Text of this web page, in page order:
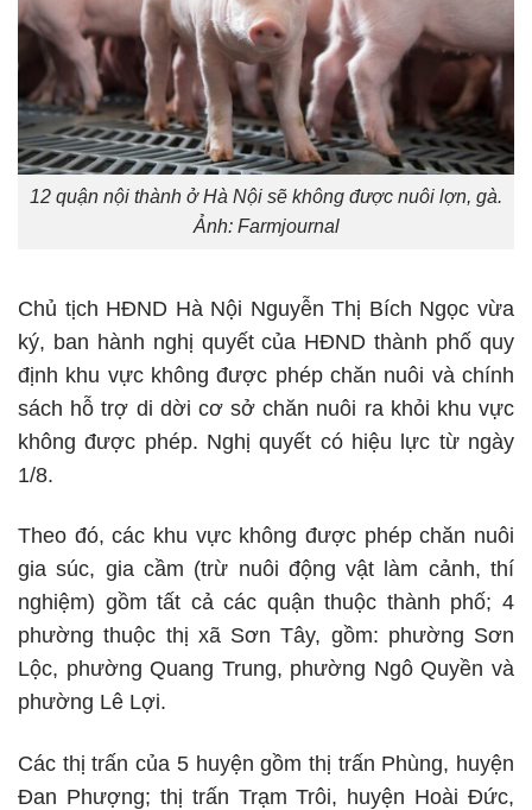
12 quận nội thành ở Hà Nội sẽ không được nuôi lợn, gà.
Ảnh: Farmjournal
Chủ tịch HĐND Hà Nội Nguyễn Thị Bích Ngọc vừa
ký, ban hành nghị quyết của HĐND thành phố quy
định khu vực không được phép chăn nuôi và chính
sách hỗ trợ di dời cơ sở chăn nuôi ra khỏi khu vực
không được phép. Nghị quyết có hiệu lực từ ngày
1/8.
Theo đó, các khu vực không được phép chăn nuôi
gia súc, gia cầm (trừ nuôi động vật làm cảnh, thí
nghiệm) gồm tất cả các quận thuộc thành phố; 4
phường thuộc thị xã Sơn Tây, gồm: phường Sơn
Lộc, phường Quang Trung, phường Ngô Quyền và
phường Lê Lợi.
Các thị trấn của 5 huyện gồm thị trấn Phùng, huyện
Đan Phượng; thị trấn Trạm Trôi, huyện Hoài Đức,